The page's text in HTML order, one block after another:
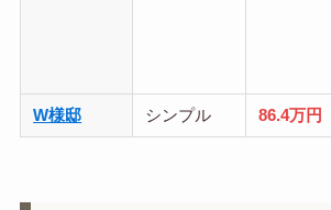
W様邸 シンプル 86.4万円